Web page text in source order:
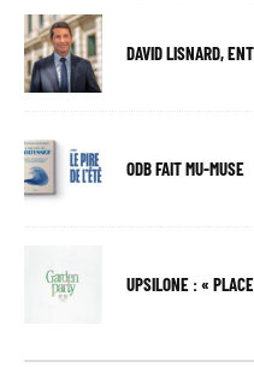
DAVID LISNARD,
ODB FAIT MU-MUSE
UPSILONE : «